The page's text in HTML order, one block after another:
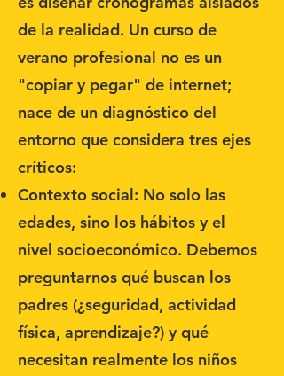
de la realidad. Un curso de
verano profesional no es un
"copiar y pegar" de internet;
nace de un diagnóstico del
entorno que considera tres ejes
críticos:
Contexto social: No solo las
edades, sino los hábitos y el
nivel socioeconómico. Debemos
preguntarnos qué buscan los
padres (¿seguridad, actividad
física, aprendizaje?) y qué
necesitan realmente los niños